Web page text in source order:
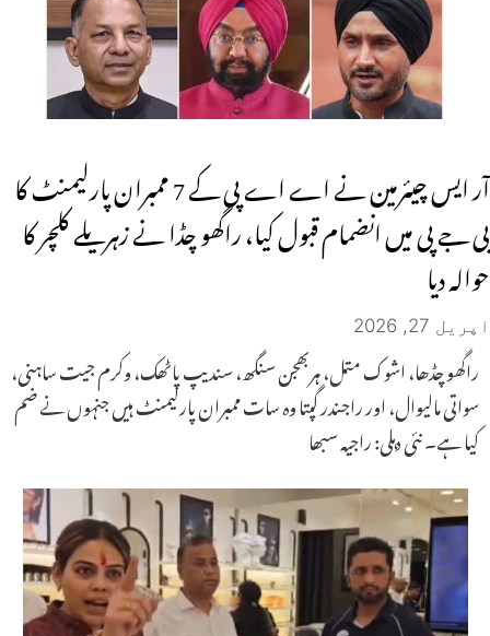
آر ایس چیئرمین نے اے اے پی کے 7 ممبران پارلیمنٹ کا
بی جے پی میں انضمام قبول کیا، راگھو چڈا نے زہریلے کلچر کا
حوالہ دیا
اپریل 27, 2026
راگھو چڈھا، اشوک متل، ہربھجن سنگھ، سندیپ پاٹھک، وکرم جیت ساہنی،
سواتی مالیوال، اور راجندر گپتا وہ سات ممبران پارلیمنٹ ہیں جنہوں نے ضم
کیا ہے۔ نئی دہلی: راجیہ سبھا